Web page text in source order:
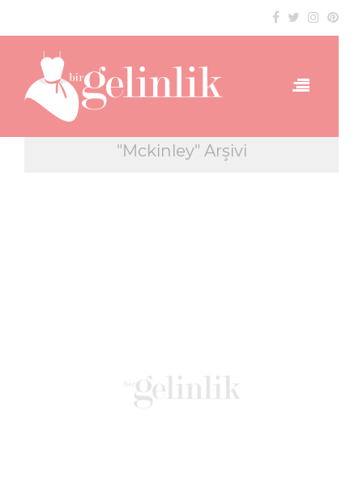
"Mckinley" Arşivi